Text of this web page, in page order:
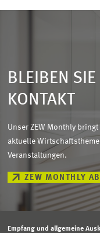
BLEIBEN
KONTAKT
Unser ZEW Monthly
aktuelle
Veranstaltungen.
ZEW MONTHLY
Empfang und allgemeine